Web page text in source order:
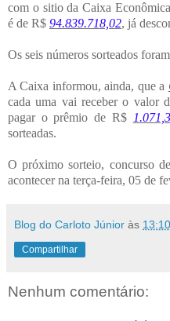
com o sitio da Caixa
é de R$ 94.839.718,02, já
Os seis números sorteados
A Caixa informou, ainda, que a
cada uma vai receber o valor
pagar o prêmio de R$
sorteadas.
O próximo sorteio, concurso
acontecer na terça-feira, 05 de
Blog do Carloto Júnior às 13:10
Compartilhar
Nenhum comentário: